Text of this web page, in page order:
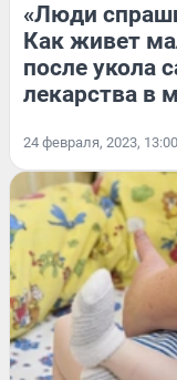
«Люди
Как живет
после укола
лекарства в
24 февраля, 2023, 13:00